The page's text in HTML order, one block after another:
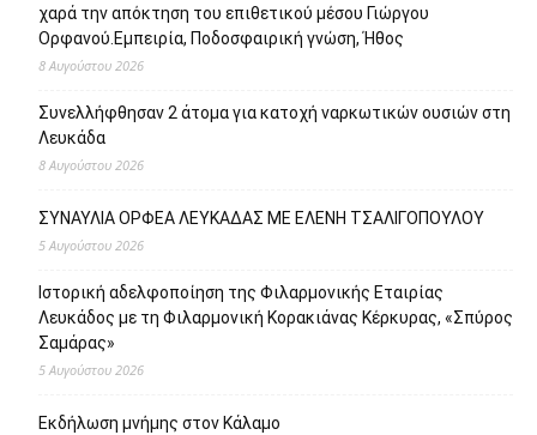
χαρά την απόκτηση του επιθετικού μέσου Γιώργου
Ορφανού.Εμπειρία, Ποδοσφαιρική γνώση, Ήθος
8 Αυγούστου 2026
Συνελλήφθησαν 2 άτομα για κατοχή ναρκωτικών ουσιών στη
Λευκάδα
8 Αυγούστου 2026
ΣΥΝΑΥΛΙΑ ΟΡΦΕΑ ΛΕΥΚΑΔΑΣ ΜΕ ΕΛΕΝΗ ΤΣΑΛΙΓΟΠΟΥΛΟΥ
5 Αυγούστου 2026
Ιστορική αδελφοποίηση της Φιλαρμονικής Εταιρίας
Λευκάδος με τη Φιλαρμονική Κορακιάνας Κέρκυρας, «Σπύρος
Σαμάρας»
5 Αυγούστου 2026
Εκδήλωση μνήμης στον Κάλαμο